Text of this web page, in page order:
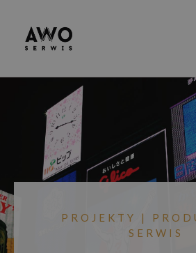
PROJEKTY |
SERWIS